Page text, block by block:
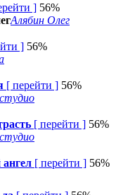
] 56%
Алябин Олег
] 56%
[ перейти ] 56%
[ перейти ] 56%
[ перейти ] 56%